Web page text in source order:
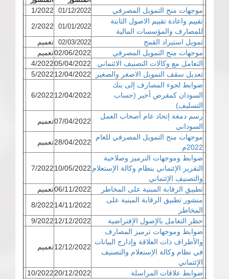
موجهات منح التمويل المصرفي 01/12/2022
1/2022
تقييم واعادة تقييم الاصول الثابتة
للمصارف والمؤسسات المالية
01/01/2022
2/2022
تمويل استيراد القمح
02/03/2022 تعميم
موجهات منح التمويل المصرفي
02/06/2022تعميم
التعامل مع وكالات التصنيف الائتماني
05/04/2022
4/2022
تعديل سقف التمويل الاصغر والصغير
12/04/2022
5/2022
ضوابط لجوء المصارف إلى بنك
السودان كمقرض أخير (حساب
التسليف)
12/04/2022
6/2022
رسم دمغة إتحاد عام أصحاب العمل
السوداني
07/04/2022تعميم
موجهات منح التمويل المصرفي للعام
2022م
28/04/2022تعميم
ضوابط وموجهات الترميز وصلاحية
التقرير الإئتماني بنظام وكالة الإستعلام
والتصنيف الإئتماني
10/05/2022
7/2022
تطبيق الرقابة المبنية على المخاطر 06/11/2022تعميم
منشور تطبيق الرقابة المبنية على
المخاطر
14/11/2022
8/2022
حظر التعامل بالإصول الإفتراضية
12/12/2022
9/2022
ضوابط وموجهات ترميز المصارف
والأطراف ذات العلاقة وإدارج البيانات
في نظام وكالة الإستعلام والتصنيف
الإئتماني
12/12/2022تعميم
ضوابط علاقات المراسلة 20/12/2022
10/2022